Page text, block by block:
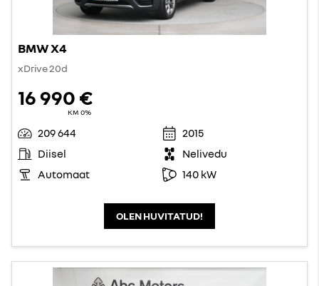
BMW X4
xDrive 20d
16 990 €
KM 0%
209 644
2015
Diisel
Nelivedu
Automaat
140 kW
OLEN HUVITATUD!